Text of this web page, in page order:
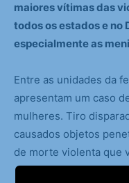
maiores vítimas das
todos os estados e no
especialmente as
Entre as unidades da
apresentam um caso
mulheres. Tiro
causados objetos
de morte violenta que